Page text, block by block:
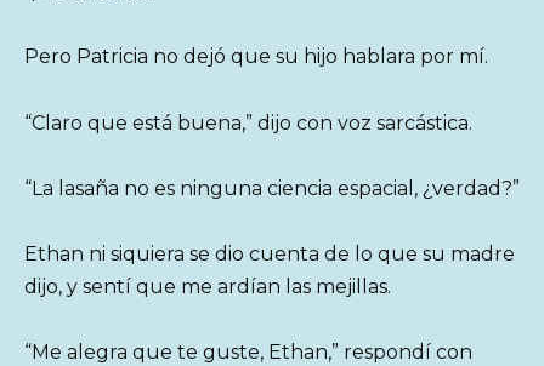
Pero Patricia no dejó que su hijo hablara por mí.
“Claro que está buena,” dijo con voz sarcástica.
“La lasaña no es ninguna ciencia espacial, ¿verdad?”
Ethan ni siquiera se dio cuenta de lo que su madre
dijo, y sentí que me ardían las mejillas.
“Me alegra que te guste, Ethan,” respondí con